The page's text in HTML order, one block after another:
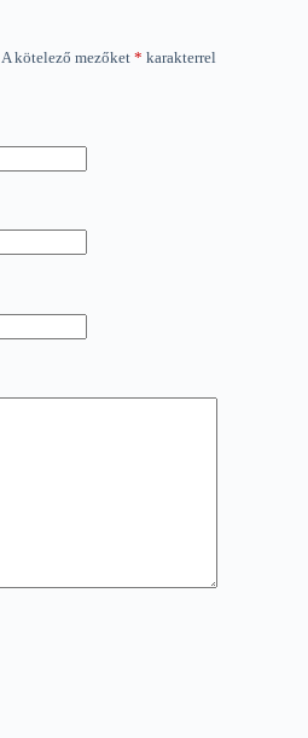
A kötelező mezőket * karakterrel